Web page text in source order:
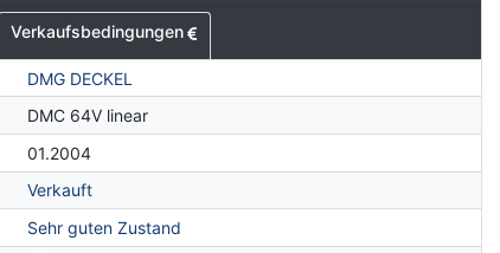
Verkaufsbedingungen
DMG DECKEL
DMC 64V linear
01.2004
Verkauft
Sehr guten Zustand